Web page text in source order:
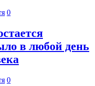
0
в любой день
0